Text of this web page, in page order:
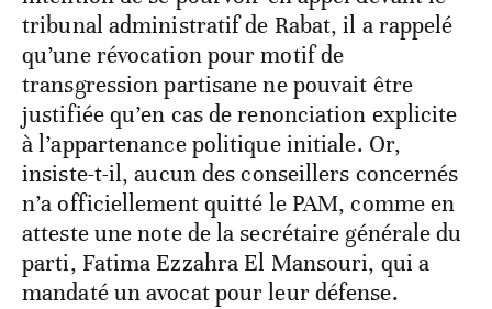
tribunal administratif de Rabat, il a rappelé
qu’une révocation pour motif de
transgression partisane ne pouvait être
justifiée qu’en cas de renonciation explicite
à l’appartenance politique initiale. Or,
insiste-t-il, aucun des conseillers concernés
n’a officiellement quitté le PAM, comme en
atteste une note de la secrétaire générale du
parti, Fatima Ezzahra El Mansouri, qui a
mandaté un avocat pour leur défense.